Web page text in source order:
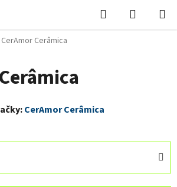
Hledat
KOŠÍK
CerAmor Cerâmica
CerAmor Cerâmica